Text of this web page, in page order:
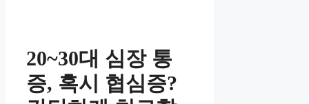
20~30대 심장 통
증, 혹시 협심증?